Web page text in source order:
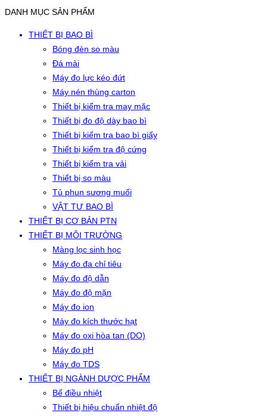
DANH MỤC SẢN PHẨM
THIẾT BỊ BAO BÌ
Bóng đèn so màu
Đá mài
Máy đo lực kéo đứt
Máy nén thùng carton
Thiết bị kiểm tra may mặc
Thiết bị đo độ dày bao bì
Thiết bị kiểm tra bao bì giấy
Thiết bị kiểm tra độ cứng
Thiết bị kiểm tra vải
Thiết bị so màu
Tủ phun sương muối
VẬT TƯ BAO BÌ
THIẾT BỊ CƠ BẢN PTN
THIẾT BỊ MÔI TRƯỜNG
Màng lọc sinh học
Máy đo đa chỉ tiêu
Máy đo độ dẫn
Máy đo độ mặn
Máy đo ion
Máy đo kích thước hạt
Máy đo oxi hòa tan (DO)
Máy đo pH
Máy đo TDS
THIẾT BỊ NGÀNH DƯỢC PHẨM
Bể điều nhiệt
Thiết bị hiệu chuẩn nhiệt độ